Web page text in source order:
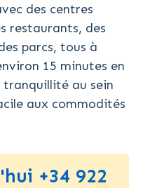
des centres
restaurants, des
parcs, tous à
15 minutes en
au sein
aux commodités
+34 922